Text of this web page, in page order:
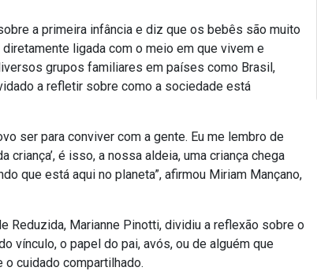
a primeira infância e diz que os bebês são muito
ligada com o meio em que vivem e
grupos familiares em países como Brasil,
a refletir sobre como a sociedade está
ser para conviver com a gente. Eu me lembro de
é isso, a nossa aldeia, uma criança chega
que está aqui no planeta”, afirmou Miriam Mançano,
Reduzida, Marianne Pinotti, dividiu a reflexão sobre o
vínculo, o papel do pai, avós, ou de alguém que
cuidado compartilhado.